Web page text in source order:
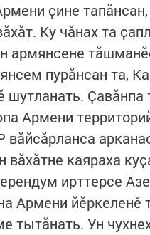
ҫине
Ку чӑнах та
армянсене
пурӑнсан та,
шутланать.
Армени
вӑхӑтне каяраха
ирттерсе
Армени йӗркеленӗ
тытӑнать. Ун